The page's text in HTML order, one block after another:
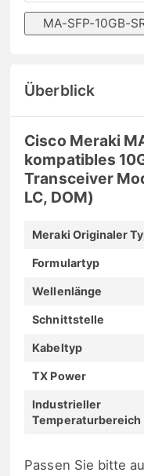
MA-SFP-10GB-
Überblick
Cisco Meraki
kompatibles
Transceiver
LC, DOM)
Meraki Originaler
Formulartyp
Wellenlänge
Schnittstelle
Kabeltyp
TX Power
Industrieller
Temperaturbereich
Passen Sie bitte